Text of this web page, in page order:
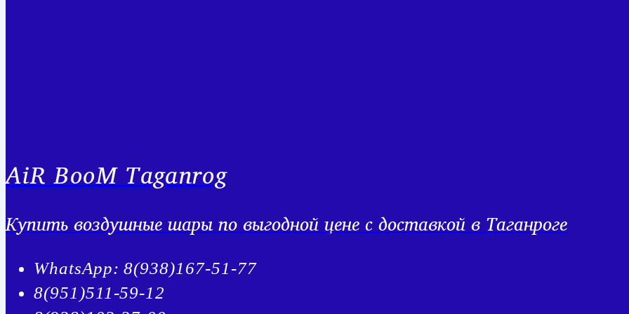
AiR BooM Taganrog
Купить воздушные шары по выгодной цене с доставкой в Таганроге
WhatsApp: 8(938)167-51-77
8(951)511-59-12